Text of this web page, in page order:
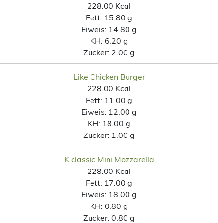
228.00 Kcal
Fett: 15.80 g
Eiweis: 14.80 g
KH: 6.20 g
Zucker: 2.00 g
Like Chicken Burger
228.00 Kcal
Fett: 11.00 g
Eiweis: 12.00 g
KH: 18.00 g
Zucker: 1.00 g
K classic Mini Mozzarella
228.00 Kcal
Fett: 17.00 g
Eiweis: 18.00 g
KH: 0.80 g
Zucker: 0.80 g